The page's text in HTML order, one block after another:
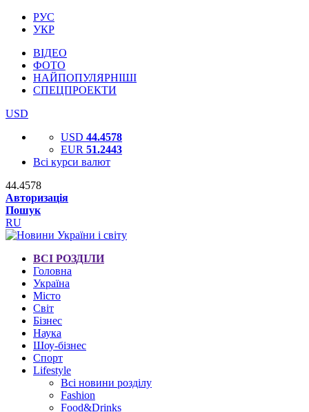
РУС
УКР
ВІДЕО
ФОТО
НАЙПОПУЛЯРНІШІ
СПЕЦПРОЕКТИ
USD
USD 44.4578
EUR 51.2443
Всі курси валют
44.4578
Авторизація
Пошук
RU
ВСІ РОЗДІЛИ
Головна
Україна
Місто
Світ
Бізнес
Наука
Шоу-бізнес
Спорт
Lifestyle
Всі новини розділу
Fashion
Food&Drinks